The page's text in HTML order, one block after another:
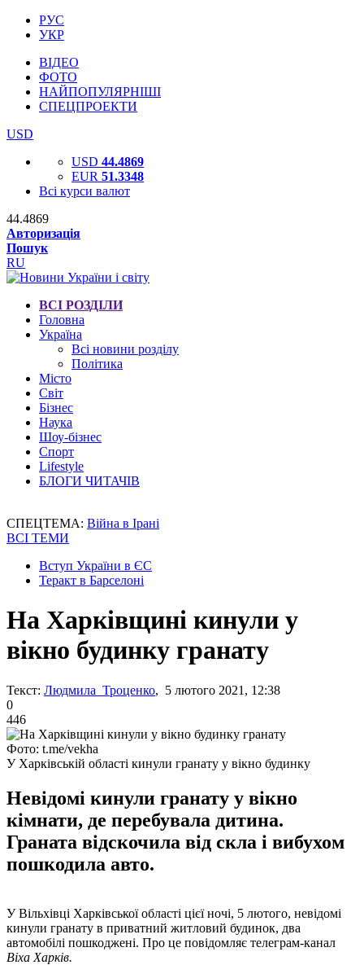
РУС
УКР
ВІДЕО
ФОТО
НАЙПОПУЛЯРНІШІ
СПЕЦПРОЕКТИ
USD
USD 44.4869
EUR 51.3348
Всі курси валют
44.4869
Авторизація
Пошук
RU
ВСІ РОЗДІЛИ
Головна
Україна
Всі новини розділу
Політика
Місто
Світ
Бізнес
Наука
Шоу-бізнес
Спорт
Lifestyle
БЛОГИ ЧИТАЧІВ
СПЕЦТЕМА: Війна в Ірані
ВСІ ТЕМИ
Вступ України в ЄС
Теракт в Барселоні
На Харківщині кинули у
вікно будинку гранату
Текст: Людмила Троценко, 5 лютого 2021, 12:38
0
446
Фото: t.me/vekha
У Харківській області кинули гранату у вікно будинку
Невідомі кинули гранату у вікно
кімнати, де перебувала дитина.
Граната відскочила від скла і вибухом
пошкодила авто.
У Вільхівці Харківської області цієї ночі, 5 лютого, невідомі
кинули гранату в приватний житловий будинок, два
автомобілі пошкоджені. Про це повідомляє телеграм-канал
Віха Харків.